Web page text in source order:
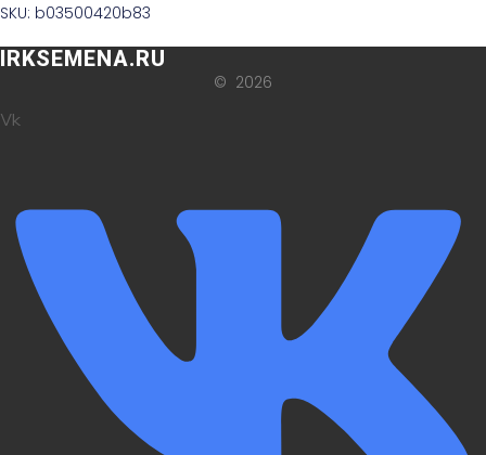
SKU: b03500420b83
IRKSEMENA.RU
© 2026
Vk